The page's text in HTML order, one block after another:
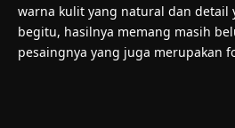
warna kulit yang natural dan detail
begitu, hasilnya memang masih
pesaingnya yang juga merupakan